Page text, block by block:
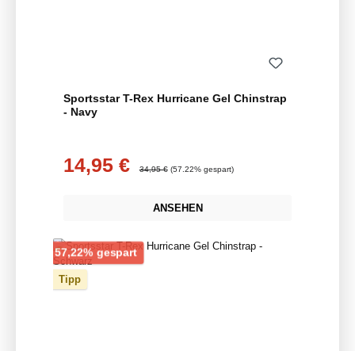
Sportsstar T-Rex Hurricane Gel Chinstrap
- Navy
Verkaufspreis:
14,95 € 34,95 € (57.22% gespart)
ANSEHEN
57,22% gespartRabatt
Tipp